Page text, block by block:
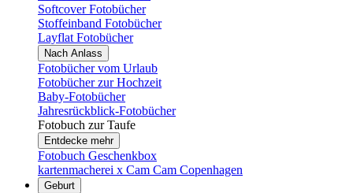
Softcover Fotobücher
Stoffeinband Fotobücher
Layflat Fotobücher
Nach Anlass
Fotobücher vom Urlaub
Fotobücher zur Hochzeit
Baby-Fotobücher
Jahresrückblick-Fotobücher
Fotobuch zur Taufe
Entdecke mehr
Fotobuch Geschenkbox
kartenmacherei x Cam Cam Copenhagen
Geburt